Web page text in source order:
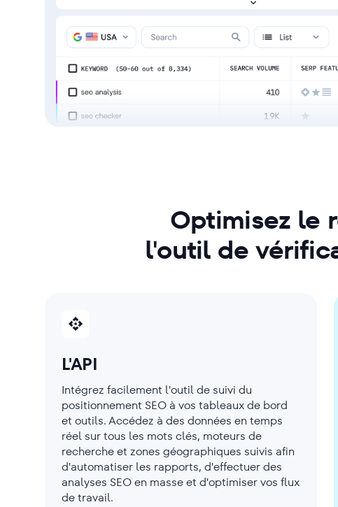
Optimisez le
l'outil de
L'API
Intégrez facilement l'outil de suivi du
positionnement SEO à vos tableaux de bord
et outils. Accédez à des données en temps
réel sur tous les mots clés, moteurs de
recherche et zones géographiques suivis afin
d'automatiser les rapports, d'effectuer des
analyses SEO en masse et d'optimiser vos flux
de travail.